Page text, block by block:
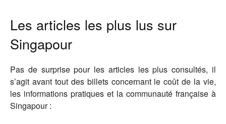
Les articles les plus lus sur
Singapour
Pas de surprise pour les articles les plus consultés, il
s’agit avant tout des billets concernant le coût de la vie,
les informations pratiques et la communauté française à
Singapour :